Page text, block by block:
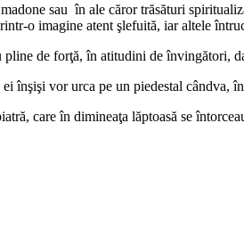
sau în ale căror trăsături
o imagine atent şlefuită, iar altele
de forţă, în atitudini de învingători,
înşişi vor urca pe un piedestal cândva,
care în dimineaţa lăptoasă se